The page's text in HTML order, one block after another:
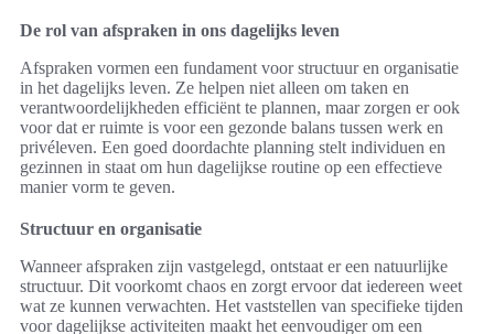
De rol van afspraken in ons dagelijks leven
Afspraken vormen een fundament voor structuur en organisatie
in het dagelijks leven. Ze helpen niet alleen om taken en
verantwoordelijkheden efficiënt te plannen, maar zorgen er ook
voor dat er ruimte is voor een gezonde balans tussen werk en
privéleven. Een goed doordachte planning stelt individuen en
gezinnen in staat om hun dagelijkse routine op een effectieve
manier vorm te geven.
Structuur en organisatie
Wanneer afspraken zijn vastgelegd, ontstaat er een natuurlijke
structuur. Dit voorkomt chaos en zorgt ervoor dat iedereen weet
wat ze kunnen verwachten. Het vaststellen van specifieke tijden
voor dagelijkse activiteiten maakt het eenvoudiger om een